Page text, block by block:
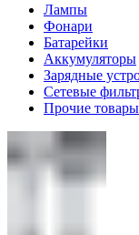
Лампы
Фонари
Батарейки
Аккумуляторы
Зарядные
Сетевые
Прочие товары